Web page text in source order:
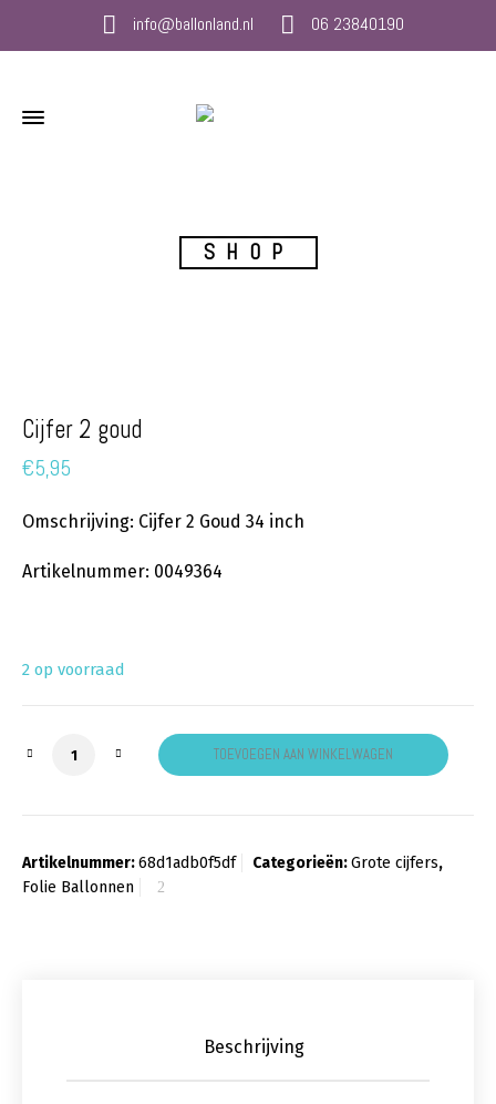
info@ballonland.nl 06 23840190
SHOP
Cijfer 2 goud
€5,95
Omschrijving: Cijfer 2 Goud 34 inch
Artikelnummer: 0049364
2 op voorraad
Cijfer 2 goud aantal TOEVOEGEN AAN WINKELWAGEN
Artikelnummer:68d1adb0f5df Categorieën:Grote cijfers,
Folie Ballonnen
Beschrijving